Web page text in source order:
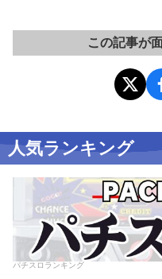
この記事が
人気ランキング
パチスロランキング